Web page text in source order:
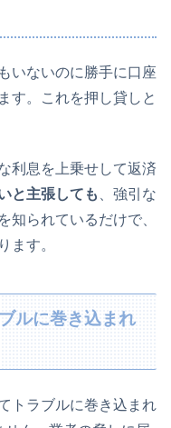
いないのに勝手に口座
す。これを押し貸しと
利息を上乗せして返済
と主張しても
、強引な
知られているだけで、
ます。
ルに巻き込まれ
トラブルに巻き込まれ